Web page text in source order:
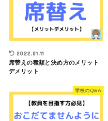
2022.01.11
席替えの種類と決め方のメリット
デメリット
学校のQ&A